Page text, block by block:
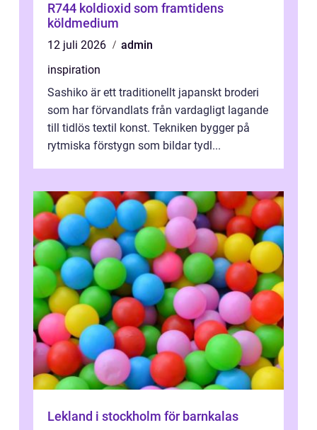
R744 koldioxid som framtidens
köldmedium
12 juli 2026
admin
inspiration
Sashiko är ett traditionellt japanskt broderi
som har förvandlats från vardagligt lagande
till tidlös textil konst. Tekniken bygger på
rytmiska förstygn som bildar tydl...
Lekland i stockholm för barnkalas